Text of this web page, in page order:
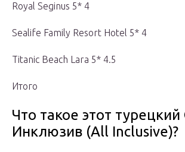
Royal Seginus 5* 4
Sealife Family Resort Hotel 5* 4
Titanic Beach Lara 5* 4.5
Итого
Что такое этот
Инклюзив (All Inclusive)?